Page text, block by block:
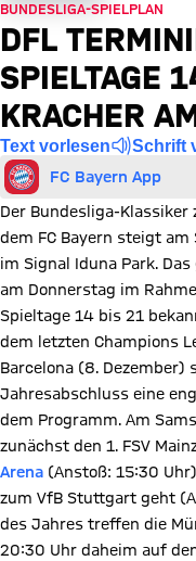
BUNDESLIGA-SPIELPLAN
DFL
SPIELTAGE
KRACHER
Text vorlesen Schrift
FC Bayern App
Der Bundesliga-
dem FC Bayern steigt
im Signal Iduna Park.
am Donnerstag im
Spieltage 14 bis 21
dem letzten Champions
Barcelona (8. Dezember)
Jahresabschluss eine
dem Programm. Am
zunächst den 1. FSV
Arena (Anstoß: 15:30
zum VfB Stuttgart geht
des Jahres treffen die
20:30 Uhr daheim auf